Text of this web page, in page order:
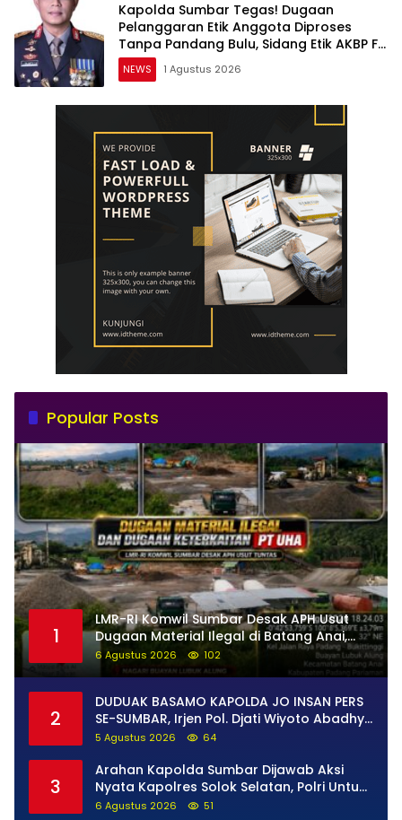
Kapolda Sumbar Tegas! Dugaan
Pelanggaran Etik Anggota Diproses
Tanpa Pandang Bulu, Sidang Etik AKBP F
Dipercepat
NEWS 1 Agustus 2026
Popular Posts
1
LMR-RI Komwil Sumbar Desak APH Usut
Dugaan Material Ilegal di Batang Anai,
Dugaan Keterkaitan PT UHA Diminta
Diselidiki Tuntas
6 Agustus 2026 102
2
DUDUAK BASAMO KAPOLDA JO INSAN PERS
SE-SUMBAR, Irjen Pol. Djati Wiyoto Abadhy
Tegaskan Tak Ada Ruang bagi Pelanggar
5 Agustus 2026 64
3
Arahan Kapolda Sumbar Dijawab Aksi
Nyata Kapolres Solok Selatan, Polri Untuk
Masyarakat Bukan Sekadar Slogan
6 Agustus 2026 51